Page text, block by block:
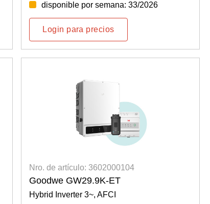
disponible por semana: 33/2026
Login para precios
Nro. de artículo: 3602000104
Goodwe GW29.9K-ET
Hybrid Inverter 3~, AFCI